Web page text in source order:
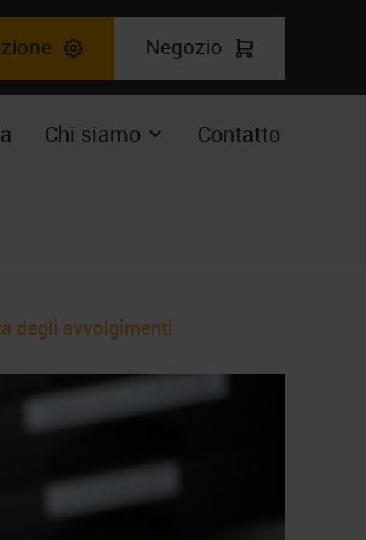
Negozio
Chi siamo Espandere
Contatto
degli avvolgimenti